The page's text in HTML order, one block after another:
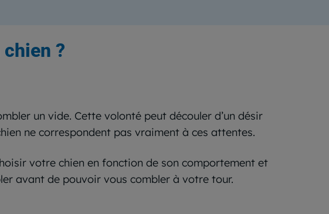
chien ?
un vide. Cette volonté peut découler d’un désir
ne correspondent pas vraiment à ces attentes.
votre chien en fonction de son comportement et
avant de pouvoir vous combler à votre tour.